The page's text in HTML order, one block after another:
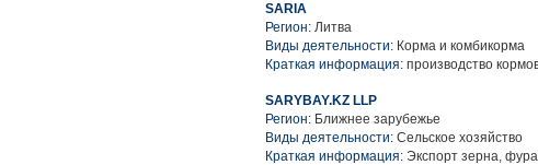
SARIA
Регион: Литва
Виды деятельности: Корма и комбикорма
Краткая информация: производство
SARYBAY.KZ LLP
Регион: Ближнее зарубежье
Виды деятельности: Сельское хозяйство
Краткая информация: Экспорт зерна,